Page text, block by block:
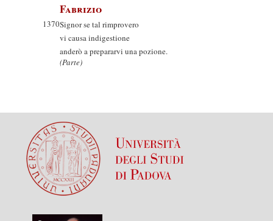
Fabrizio
1370Signor se tal rimprovero
vi causa indigestione
anderò a prepararvi una pozione.
(Parte)